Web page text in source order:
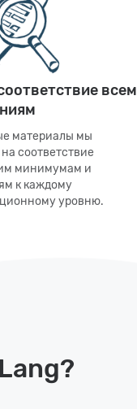
всем
материалы мы
соответствие
минимумам и
к каждому
уровню.